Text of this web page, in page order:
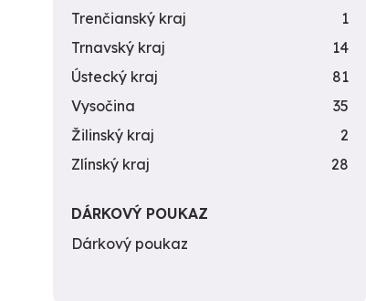
Trenčianský kraj
1
Trnavský kraj
14
Ústecký kraj
81
Vysočina
35
Žilinský kraj
2
Zlínský kraj
28
DÁRKOVÝ POUKAZ
Dárkový poukaz